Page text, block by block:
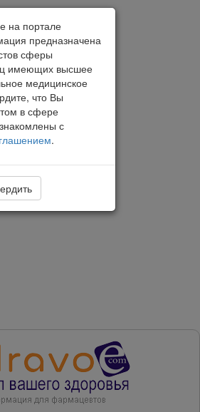
на портале
предназначена
сферы
имеющих высшее
медицинское
что Вы
в сфере
с
.